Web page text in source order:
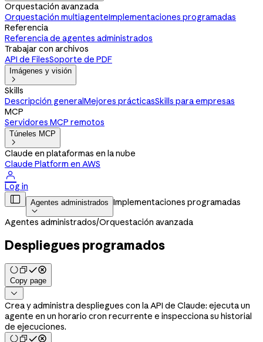
Orquestación avanzada
Orquestación multiagenteImplementaciones programadas
Referencia
Referencia de agentes administrados
Trabajar con archivos
API de FilesSoporte de PDF
Imágenes y visión

Skills
Descripción generalMejores prácticasSkills para empresas
MCP
Servidores MCP remotos
Túneles MCP

Claude en plataformas en la nube
Claude Platform en AWS

Log in
 Agentes administrados

Implementaciones programadas
Agentes administrados/Orquestación avanzada
Despliegues programados
Copy page

Crea y administra despliegues con la API de Claude: ejecuta un
agente en un horario cron recurrente e inspecciona su historial
de ejecuciones.